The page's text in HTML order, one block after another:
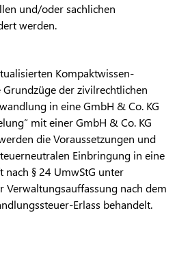
und/oder sachlichen
werden.
Kompaktwissen-
der zivilrechtlichen
in eine GmbH & Co. KG
mit einer GmbH & Co. KG
die Voraussetzungen und
Einbringung in eine
nach § 24 UmwStG unter
Verwaltungsauffassung nach dem
Erlass behandelt.